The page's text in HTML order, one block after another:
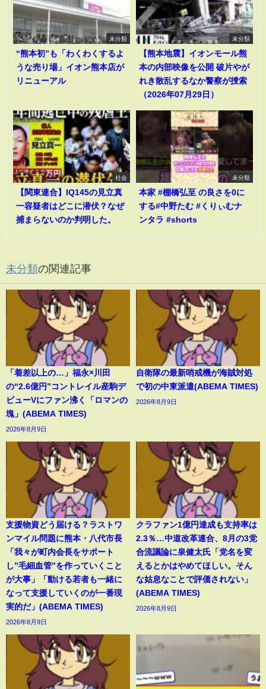
未分類
“熊本初”も「わくわくするよ
うな売り場」イオン熊本店が
リニューアル
未分類
【熊本地震】イオンモール熊
本の内部映像を公開 破片やが
れき散乱するなか警察が捜索
（2026年07月29日）
社会
【関東連合】IQ145の見立真
一容疑者はどこに潜伏？なぜ
捕まらないのか判明した。
未分類
本家 #棚橋弘至 の良さを0に
する#中野たむ #くりぃむナ
ンタラ #shorts
未分類の関連記事
「着差以上の…」福永×川田
の“2.6億円”コントレイル産駒デ
ビューVにファン沸く「ロマンの
塊」(ABEMA TIMES)
2026年8月9日
自衛隊の最新哨戒機が海賊対処
で初の中東派遣(ABEMA TIMES)
2026年8月9日
支援物資どう届ける？ラストワ
ンマイル問題に熊本・八代市長
「我々が町内会長をサポート
し”毛細血管”を作っていくこと
が大事」「動ける若者も一緒に
なって支援していくのが一番現
実的だ」(ABEMA TIMES)
2026年8月9日
クラファン1億円達成も支持率は
2.3％…中道改革連合、8月の3党
合流議論に泉健太氏「党名を変
えるとかはやめてほしい。そん
な姑息なことで評価されない」
(ABEMA TIMES)
2026年8月9日